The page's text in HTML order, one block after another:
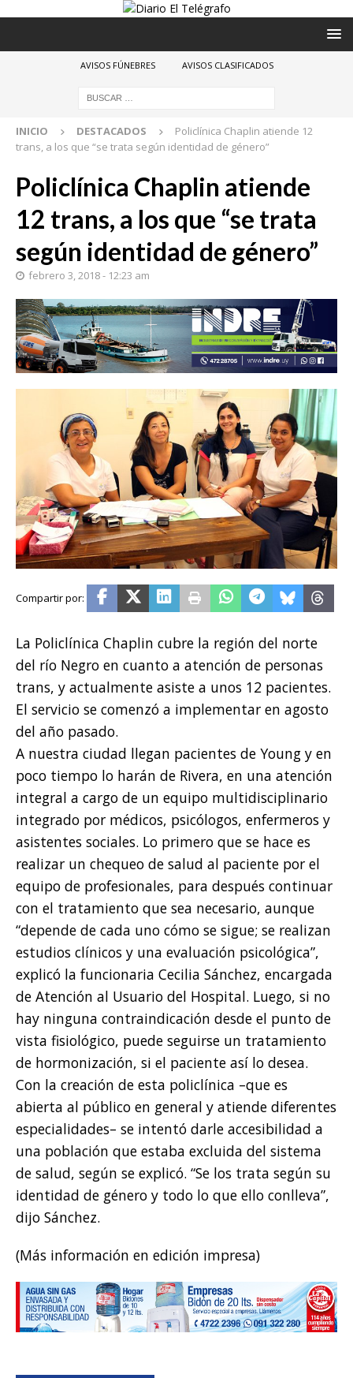
AVISOS FÚNEBRES AVISOS CLASIFICADOS
INICIO DESTACADOS
Policlínica Chaplin atiende 12
trans, a los que “se trata según identidad de género”
Policlínica Chaplin atiende
12 trans, a los que “se trata
según identidad de género”
febrero 3, 2018 - 12:23 am
La Policlínica Chaplin cubre la región del norte
del río Negro en cuanto a atención de personas
trans, y actualmente asiste a unos 12 pacientes.
El servicio se comenzó a implementar en agosto
del año pasado.
A nuestra ciudad llegan pacientes de Young y en
poco tiempo lo harán de Rivera, en una atención
integral a cargo de un equipo multidisciplinario
integrado por médicos, psicólogos, enfermeros y
asistentes sociales. Lo primero que se hace es
realizar un chequeo de salud al paciente por el
equipo de profesionales, para después continuar
con el tratamiento que sea necesario, aunque
“depende de cada uno cómo se sigue; se realizan
estudios clínicos y una evaluación psicológica”,
explicó la funcionaria Cecilia Sánchez, encargada
de Atención al Usuario del Hospital. Luego, si no
hay ninguna contraindicación desde el punto de
vista fisiológico, puede seguirse un tratamiento
de hormonización, si el paciente así lo desea.
Con la creación de esta policlínica –que es
abierta al público en general y atiende diferentes
especialidades– se intentó darle accesibilidad a
una población que estaba excluida del sistema
de salud, según se explicó. “Se los trata según su
identidad de género y todo lo que ello conlleva”,
dijo Sánchez.
(Más información en edición impresa)